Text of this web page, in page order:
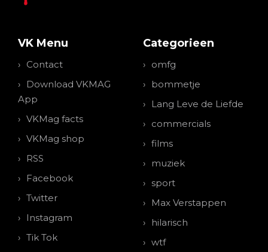
VK Menu
Contact
Download VKMAG
App
VKMag facts
VKMag shop
RSS
Facebook
Twitter
Instagram
Tik Tok
Categorieen
omfg
bommetje
Lang Leve de Liefde
commercials
films
muziek
sport
Max Verstappen
hilarisch
wtf